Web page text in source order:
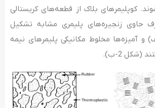
کوپلیمرهای بلاک از قطعه‌های کریستالی
حاوی زنجیره‌های پلیمری مشابه تشکیل
(شکل 2-الف) و آمیزه‌ها مخلوط مکانیکی پلیمرهای نیمه
(شکل 2-ب).